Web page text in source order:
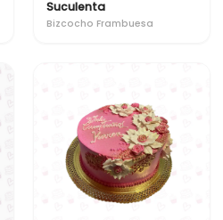
Suculenta
Bizcocho Frambuesa